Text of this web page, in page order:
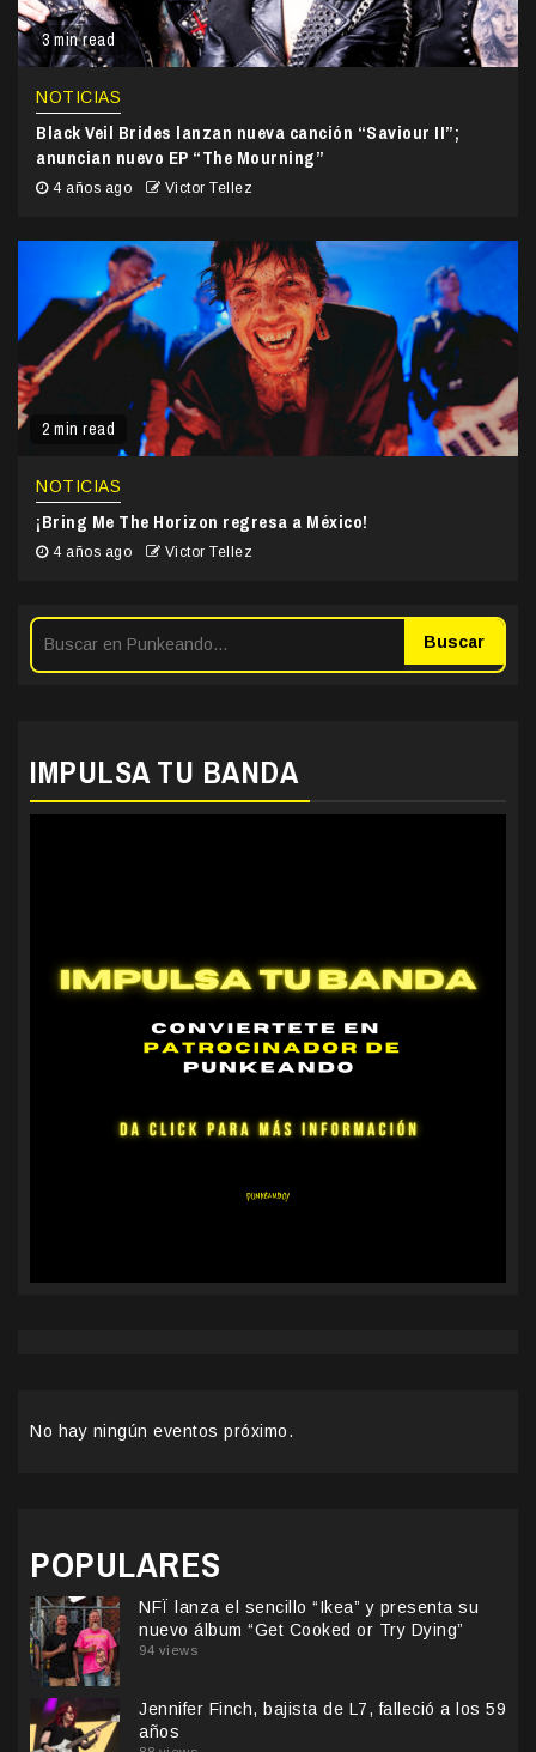
3 min read
NOTICIAS
Black Veil Brides lanzan nueva canción “Saviour II”;
anuncian nuevo EP “The Mourning”
4 años ago Victor Tellez
2 min read
NOTICIAS
¡Bring Me The Horizon regresa a México!
4 años ago Victor Tellez
Buscar
IMPULSA TU BANDA
No hay ningún eventos próximo.
POPULARES
NFÏ lanza el sencillo “Ikea” y presenta su
nuevo álbum “Get Cooked or Try Dying”
94 views
Jennifer Finch, bajista de L7, falleció a los 59
años